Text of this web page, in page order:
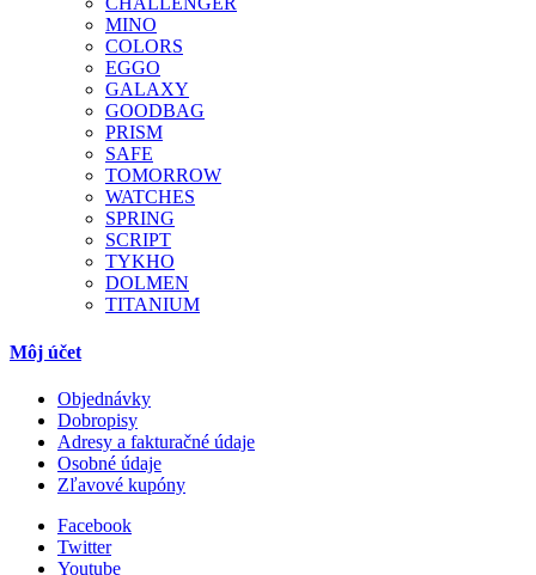
MINO
COLORS
EGGO
GALAXY
GOODBAG
PRISM
SAFE
TOMORROW
WATCHES
SPRING
SCRIPT
TYKHO
DOLMEN
TITANIUM
Môj účet
Objednávky
Dobropisy
Adresy a fakturačné údaje
Osobné údaje
Zľavové kupóny
Facebook
Twitter
Youtube